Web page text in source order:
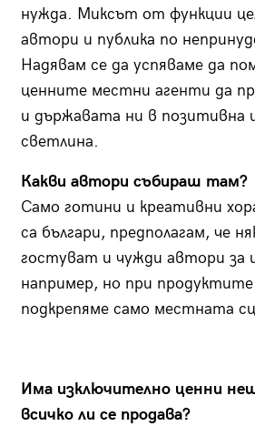
нужда. Миксът от функции
автори и публика по
Надявам се да успяваме да
ценните местни агенти да
и държавата ни в позитивна
светлина.
Какви автори събираш там?
Само готини и креативни
са българи, предполагам, че
гостуват и чужди автори за
например, но при
подкрепяме само местната
Има изключително ценни
всичко ли се продава?